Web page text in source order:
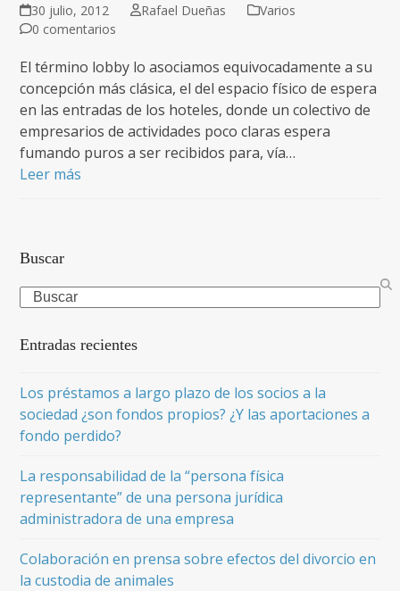
30 julio, 2012 Rafael Dueñas
Varios
0 comentarios
El término lobby lo asociamos equivocadamente a su
concepción más clásica, el del espacio físico de espera
en las entradas de los hoteles, donde un colectivo de
empresarios de actividades poco claras espera
fumando puros a ser recibidos para, vía…
Leer más
Buscar
Search
Entradas recientes
Los préstamos a largo plazo de los socios a la
sociedad ¿son fondos propios? ¿Y las aportaciones a
fondo perdido?
La responsabilidad de la “persona física
representante” de una persona jurídica
administradora de una empresa
Colaboración en prensa sobre efectos del divorcio en
la custodia de animales